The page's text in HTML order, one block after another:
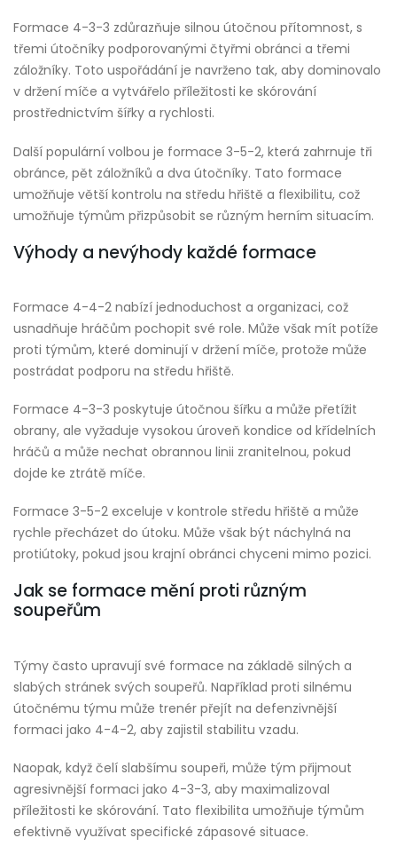
Formace 4-3-3 zdůrazňuje silnou útočnou přítomnost, s
třemi útočníky podporovanými čtyřmi obránci a třemi
záložníky. Toto uspořádání je navrženo tak, aby dominovalo
v držení míče a vytvářelo příležitosti ke skórování
prostřednictvím šířky a rychlosti.
Další populární volbou je formace 3-5-2, která zahrnuje tři
obránce, pět záložníků a dva útočníky. Tato formace
umožňuje větší kontrolu na středu hřiště a flexibilitu, což
umožňuje týmům přizpůsobit se různým herním situacím.
Výhody a nevýhody každé formace
Formace 4-4-2 nabízí jednoduchost a organizaci, což
usnadňuje hráčům pochopit své role. Může však mít potíže
proti týmům, které dominují v držení míče, protože může
postrádat podporu na středu hřiště.
Formace 4-3-3 poskytuje útočnou šířku a může přetížit
obrany, ale vyžaduje vysokou úroveň kondice od křídelních
hráčů a může nechat obrannou linii zranitelnou, pokud
dojde ke ztrátě míče.
Formace 3-5-2 exceluje v kontrole středu hřiště a může
rychle přecházet do útoku. Může však být náchylná na
protiútoky, pokud jsou krajní obránci chyceni mimo pozici.
Jak se formace mění proti různým
soupeřům
Týmy často upravují své formace na základě silných a
slabých stránek svých soupeřů. Například proti silnému
útočnému týmu může trenér přejít na defenzivnější
formaci jako 4-4-2, aby zajistil stabilitu vzadu.
Naopak, když čelí slabšímu soupeři, může tým přijmout
agresivnější formaci jako 4-3-3, aby maximalizoval
příležitosti ke skórování. Tato flexibilita umožňuje týmům
efektivně využívat specifické zápasové situace.